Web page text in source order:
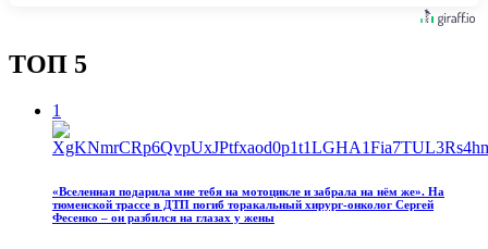
ТОП 5
1
«Вселенная подарила мне тебя на мотоцикле и забрала на нём же». На
тюменской трассе в ДТП погиб торакальный хирург-онколог Сергей
Фесенко – он разбился на глазах у жены